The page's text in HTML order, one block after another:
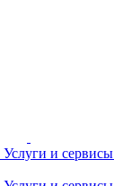
Услуги и сервисы